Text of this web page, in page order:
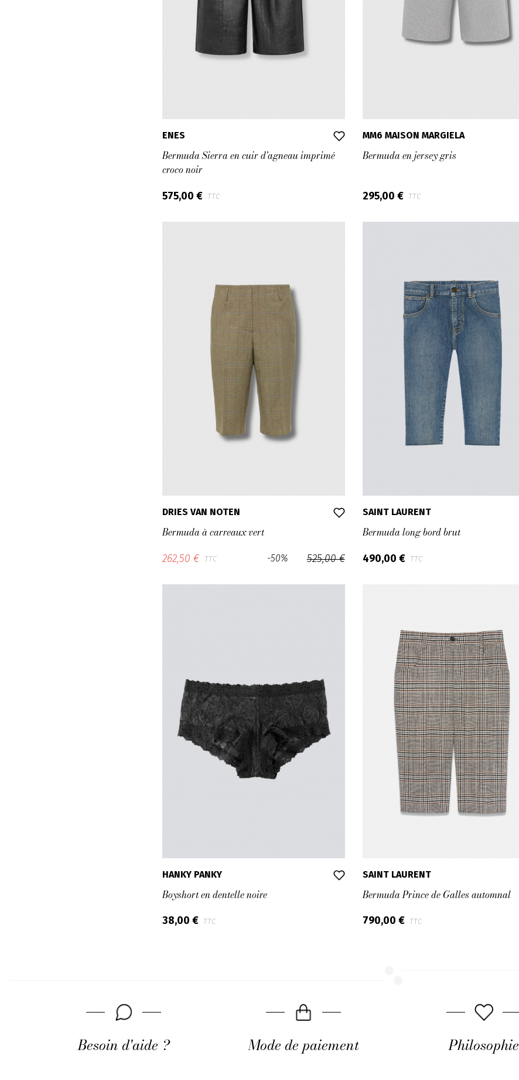
ENES
Bermuda Sierra en cuir d'agneau imprimé
croco noir
575,00 € TTC
MM6 MAISON MARGIELA
Bermuda en jersey gris
295,00 € TTC
DRIES VAN NOTEN
Bermuda à carreaux vert
525,00 €
-50%
262,50 € TTC
SAINT LAURENT
Bermuda long bord brut
490,00 € TTC
HANKY PANKY
Boyshort en dentelle noire
38,00 € TTC
SAINT LAURENT
Bermuda Prince de Galles automnal
790,00 € TTC
Besoin d'aide ? Mode de paiement Philosophie